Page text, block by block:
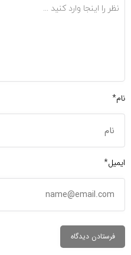
نام*
ایمیل*